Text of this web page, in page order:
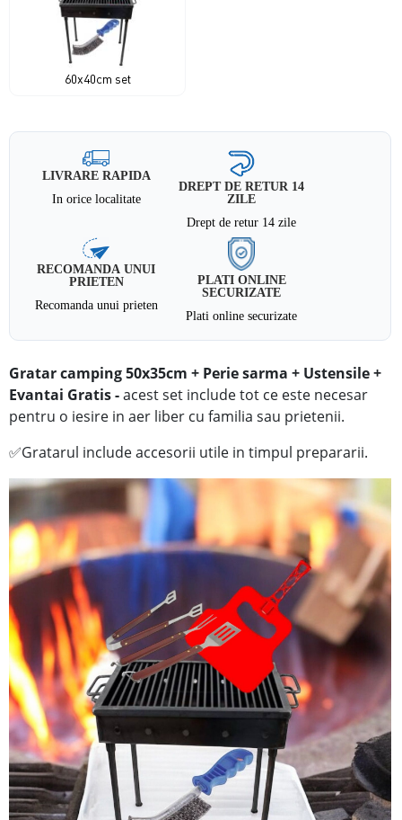
60x40cm set
LIVRARE RAPIDA
In orice localitate
DREPT DE RETUR 14
ZILE
Drept de retur 14 zile
RECOMANDA UNUI
PRIETEN
Recomanda unui prieten
PLATI ONLINE
SECURIZATE
Plati online securizate
Gratar camping 50x35cm + Perie sarma + Ustensile +
Evantai Gratis -acest set include tot ce este necesar
pentru o iesire in aer liber cu familia sau prietenii.
✅Gratarul include accesorii utile in timpul prepararii.